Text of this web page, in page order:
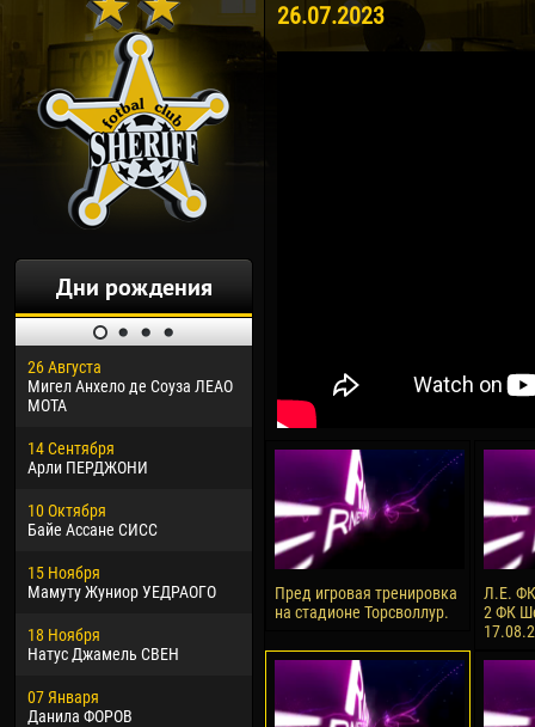
Дни рождения
26 Августа
Мигел Анхело де Соуза ЛЕАО
МОТА
14 Сентября
Арли ПЕРДЖОНИ
10 Октября
Байе Ассане СИСС
15 Ноября
Мамуту Жуниор УЕДРАОГО
18 Ноября
Натус Джамель СВЕН
07 Января
Данила ФОРОВ
Дорасо Морео КЛАС
24 Февраля
Владислав КОСТИН
Вячеслав КОЗМА
09 Марта
Эммануэль АФЕТСЕ
20 Марта
22 Марта
Самба КОНЕ
15
24
28
26.07.2023
Пред игровая тренировка
на стадионе Торсволлур.
Л.Е.
2 ФК